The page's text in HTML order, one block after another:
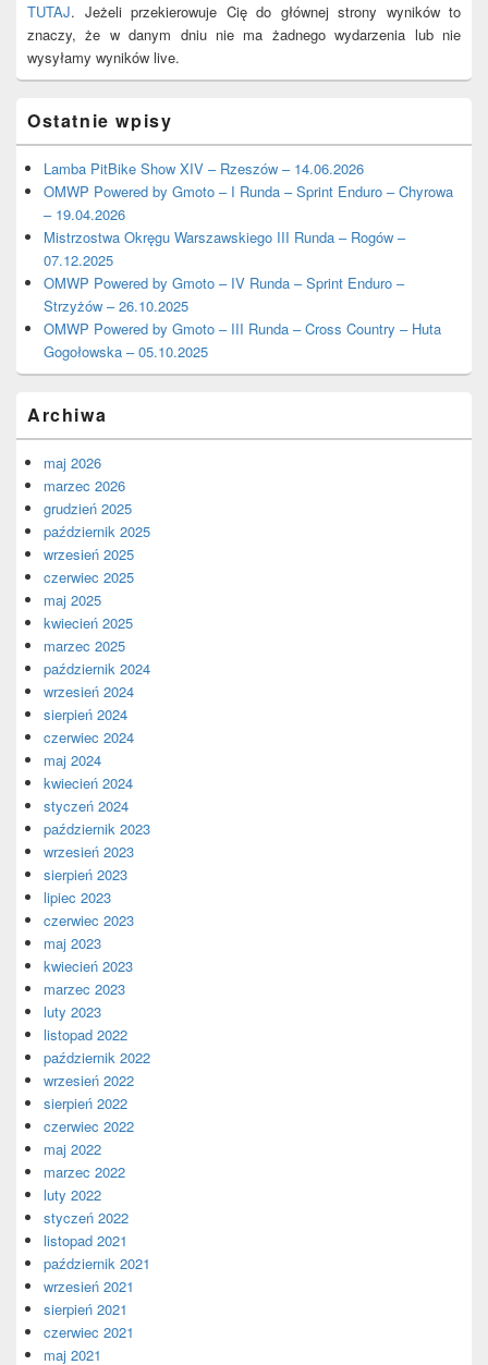
TUTAJ. Jeżeli przekierowuje Cię do głównej strony wyników to
znaczy, że w danym dniu nie ma żadnego wydarzenia lub nie
wysyłamy wyników live.
Ostatnie wpisy
Lamba PitBike Show XIV – Rzeszów – 14.06.2026
OMWP Powered by Gmoto – I Runda – Sprint Enduro – Chyrowa
– 19.04.2026
Mistrzostwa Okręgu Warszawskiego III Runda – Rogów –
07.12.2025
OMWP Powered by Gmoto – IV Runda – Sprint Enduro –
Strzyżów – 26.10.2025
OMWP Powered by Gmoto – III Runda – Cross Country – Huta
Gogołowska – 05.10.2025
Archiwa
maj 2026
marzec 2026
grudzień 2025
październik 2025
wrzesień 2025
czerwiec 2025
maj 2025
kwiecień 2025
marzec 2025
październik 2024
wrzesień 2024
sierpień 2024
czerwiec 2024
maj 2024
kwiecień 2024
styczeń 2024
październik 2023
wrzesień 2023
sierpień 2023
lipiec 2023
czerwiec 2023
maj 2023
kwiecień 2023
marzec 2023
luty 2023
listopad 2022
październik 2022
wrzesień 2022
sierpień 2022
czerwiec 2022
maj 2022
marzec 2022
luty 2022
styczeń 2022
listopad 2021
październik 2021
wrzesień 2021
sierpień 2021
czerwiec 2021
maj 2021